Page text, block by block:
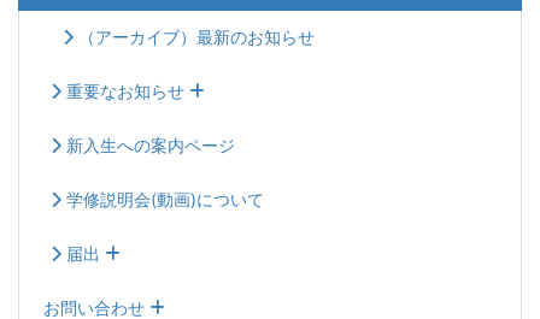
（アーカイブ）最新のお知らせ
重要なお知らせ
新入生への案内ページ
学修説明会(動画)について
届出
お問い合わせ